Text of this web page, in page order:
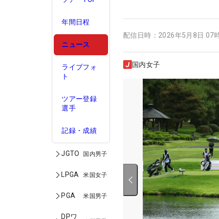
年間日程
ニュース
ライブフォ
ト
ツアー登録
選手
記録・成績
JGTO 国内男子
LPGA 米国女子
PGA 米国男子
DPワ
配信日時： 2026年5月8日 07
国内女子